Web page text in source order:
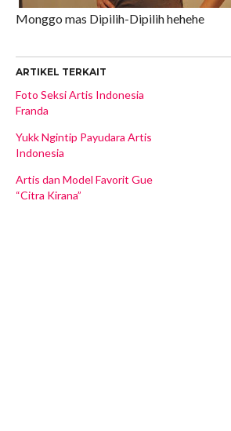
Monggo mas Dipilih-Dipilih hehehe
ARTIKEL TERKAIT
Foto Seksi Artis Indonesia
Franda
Yukk Ngintip Payudara Artis
Indonesia
Artis dan Model Favorit Gue
“Citra Kirana”